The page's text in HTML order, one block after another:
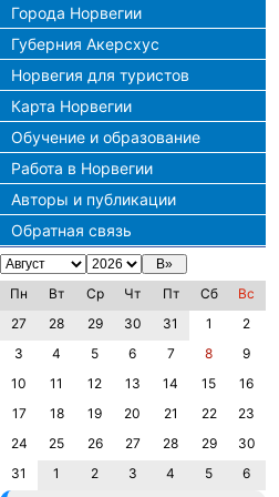
Города Норвегии
Губерния Акерсхус
Норвегия для туристов
Карта Норвегии
Обучение и образование
Работа в Норвегии
Авторы и публикации
Обратная связь
Пн Вт Ср Чт Пт Сб
Вс
27
28 29 30 31 1
2
3
4 5 6 7 8
9
10
11 12 13 14 15
16
17
18 19 20 21 22
23
24
25 26 27 28 29
30
31
1 2 3 4 5 6